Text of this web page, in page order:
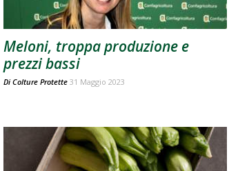
Meloni, troppa produzione e
prezzi bassi
Di Colture Protette 31 Maggio 2023